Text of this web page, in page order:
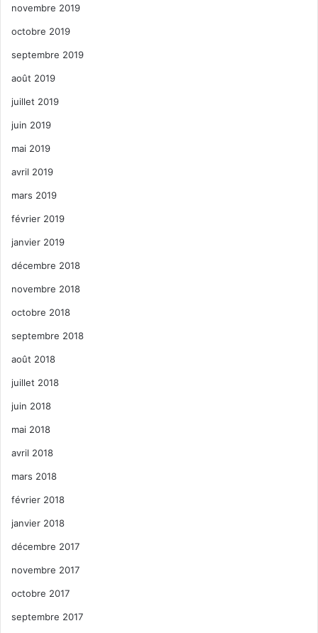
novembre 2019
octobre 2019
septembre 2019
août 2019
juillet 2019
juin 2019
mai 2019
avril 2019
mars 2019
février 2019
janvier 2019
décembre 2018
novembre 2018
octobre 2018
septembre 2018
août 2018
juillet 2018
juin 2018
mai 2018
avril 2018
mars 2018
février 2018
janvier 2018
décembre 2017
novembre 2017
octobre 2017
septembre 2017